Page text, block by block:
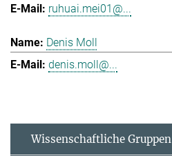
ruhuai.mei01@...
Denis Moll
denis.moll@...
Wissenschaftliche Gruppen